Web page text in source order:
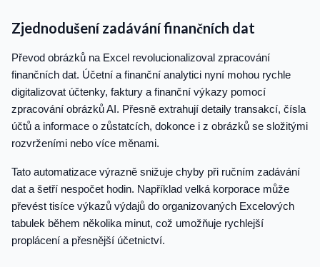
Zjednodušení zadávání finančních dat
Převod obrázků na Excel revolucionalizoval zpracování
finančních dat. Účetní a finanční analytici nyní mohou rychle
digitalizovat účtenky, faktury a finanční výkazy pomocí
zpracování obrázků AI. Přesně extrahují detaily transakcí, čísla
účtů a informace o zůstatcích, dokonce i z obrázků se složitými
rozvrženími nebo více měnami.
Tato automatizace výrazně snižuje chyby při ručním zadávání
dat a šetří nespočet hodin. Například velká korporace může
převést tisíce výkazů výdajů do organizovaných Excelových
tabulek během několika minut, což umožňuje rychlejší
proplácení a přesnější účetnictví.